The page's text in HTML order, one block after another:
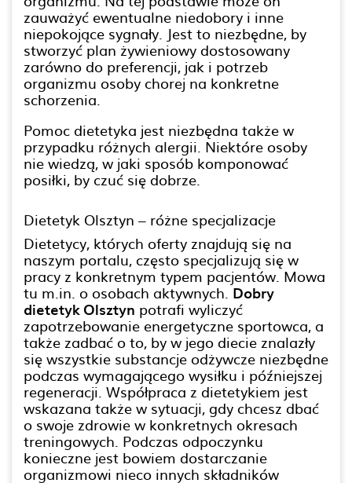
zauważyć ewentualne niedobory i inne
niepokojące sygnały. Jest to niezbędne, by
stworzyć plan żywieniowy dostosowany
zarówno do preferencji, jak i potrzeb
organizmu osoby chorej na konkretne
schorzenia.
Pomoc dietetyka jest niezbędna także w
przypadku różnych alergii. Niektóre osoby
nie wiedzą, w jaki sposób komponować
posiłki, by czuć się dobrze.
Dietetyk Olsztyn – różne specjalizacje
Dietetycy, których oferty znajdują się na
naszym portalu, często specjalizują się w
pracy z konkretnym typem pacjentów. Mowa
tu m.in. o osobach aktywnych. Dobry
dietetyk Olsztyn potrafi wyliczyć
zapotrzebowanie energetyczne sportowca, a
także zadbać o to, by w jego diecie znalazły
się wszystkie substancje odżywcze niezbędne
podczas wymagającego wysiłku i późniejszej
regeneracji. Współpraca z dietetykiem jest
wskazana także w sytuacji, gdy chcesz dbać
o swoje zdrowie w konkretnych okresach
treningowych. Podczas odpoczynku
konieczne jest bowiem dostarczanie
organizmowi nieco innych składników